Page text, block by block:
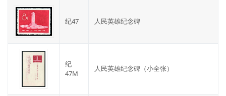
纪47 人民英雄纪念碑
纪
47M
人民英雄纪念碑（小全张）